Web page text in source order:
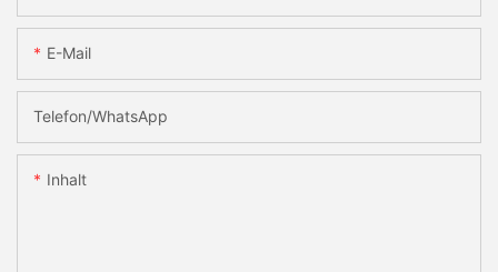
E-Mail
Telefon/WhatsApp
Inhalt